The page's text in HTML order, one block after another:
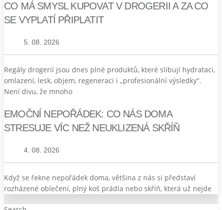
CO MÁ SMYSL KUPOVAT V DROGERII A ZA CO
SE VYPLATÍ PŘIPLATIT
5. 08. 2026
Regály drogerií jsou dnes plné produktů, které slibují hydrataci,
omlazení, lesk, objem, regeneraci i „profesionální výsledky“.
Není divu, že mnoho
EMOČNÍ NEPOŘÁDEK: CO NÁS DOMA
STRESUJE VÍC NEŽ NEUKLIZENÁ SKŘÍŇ
4. 08. 2026
Když se řekne nepořádek doma, většina z nás si představí
rozházené oblečení, plný koš prádla nebo skříň, která už nejde